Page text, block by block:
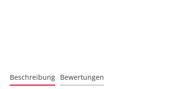
Beschreibung Bewertungen